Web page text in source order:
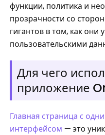
функции, политика и
прозрачности со
гигантов в том, как они
пользовательскими
Для чего
приложение
Главная страница с
интерфейсом — это